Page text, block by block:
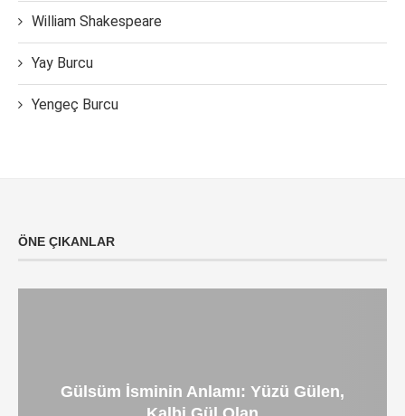
William Shakespeare
Yay Burcu
Yengeç Burcu
ÖNE ÇIKANLAR
Gülsüm İsminin Anlamı: Yüzü Gülen,